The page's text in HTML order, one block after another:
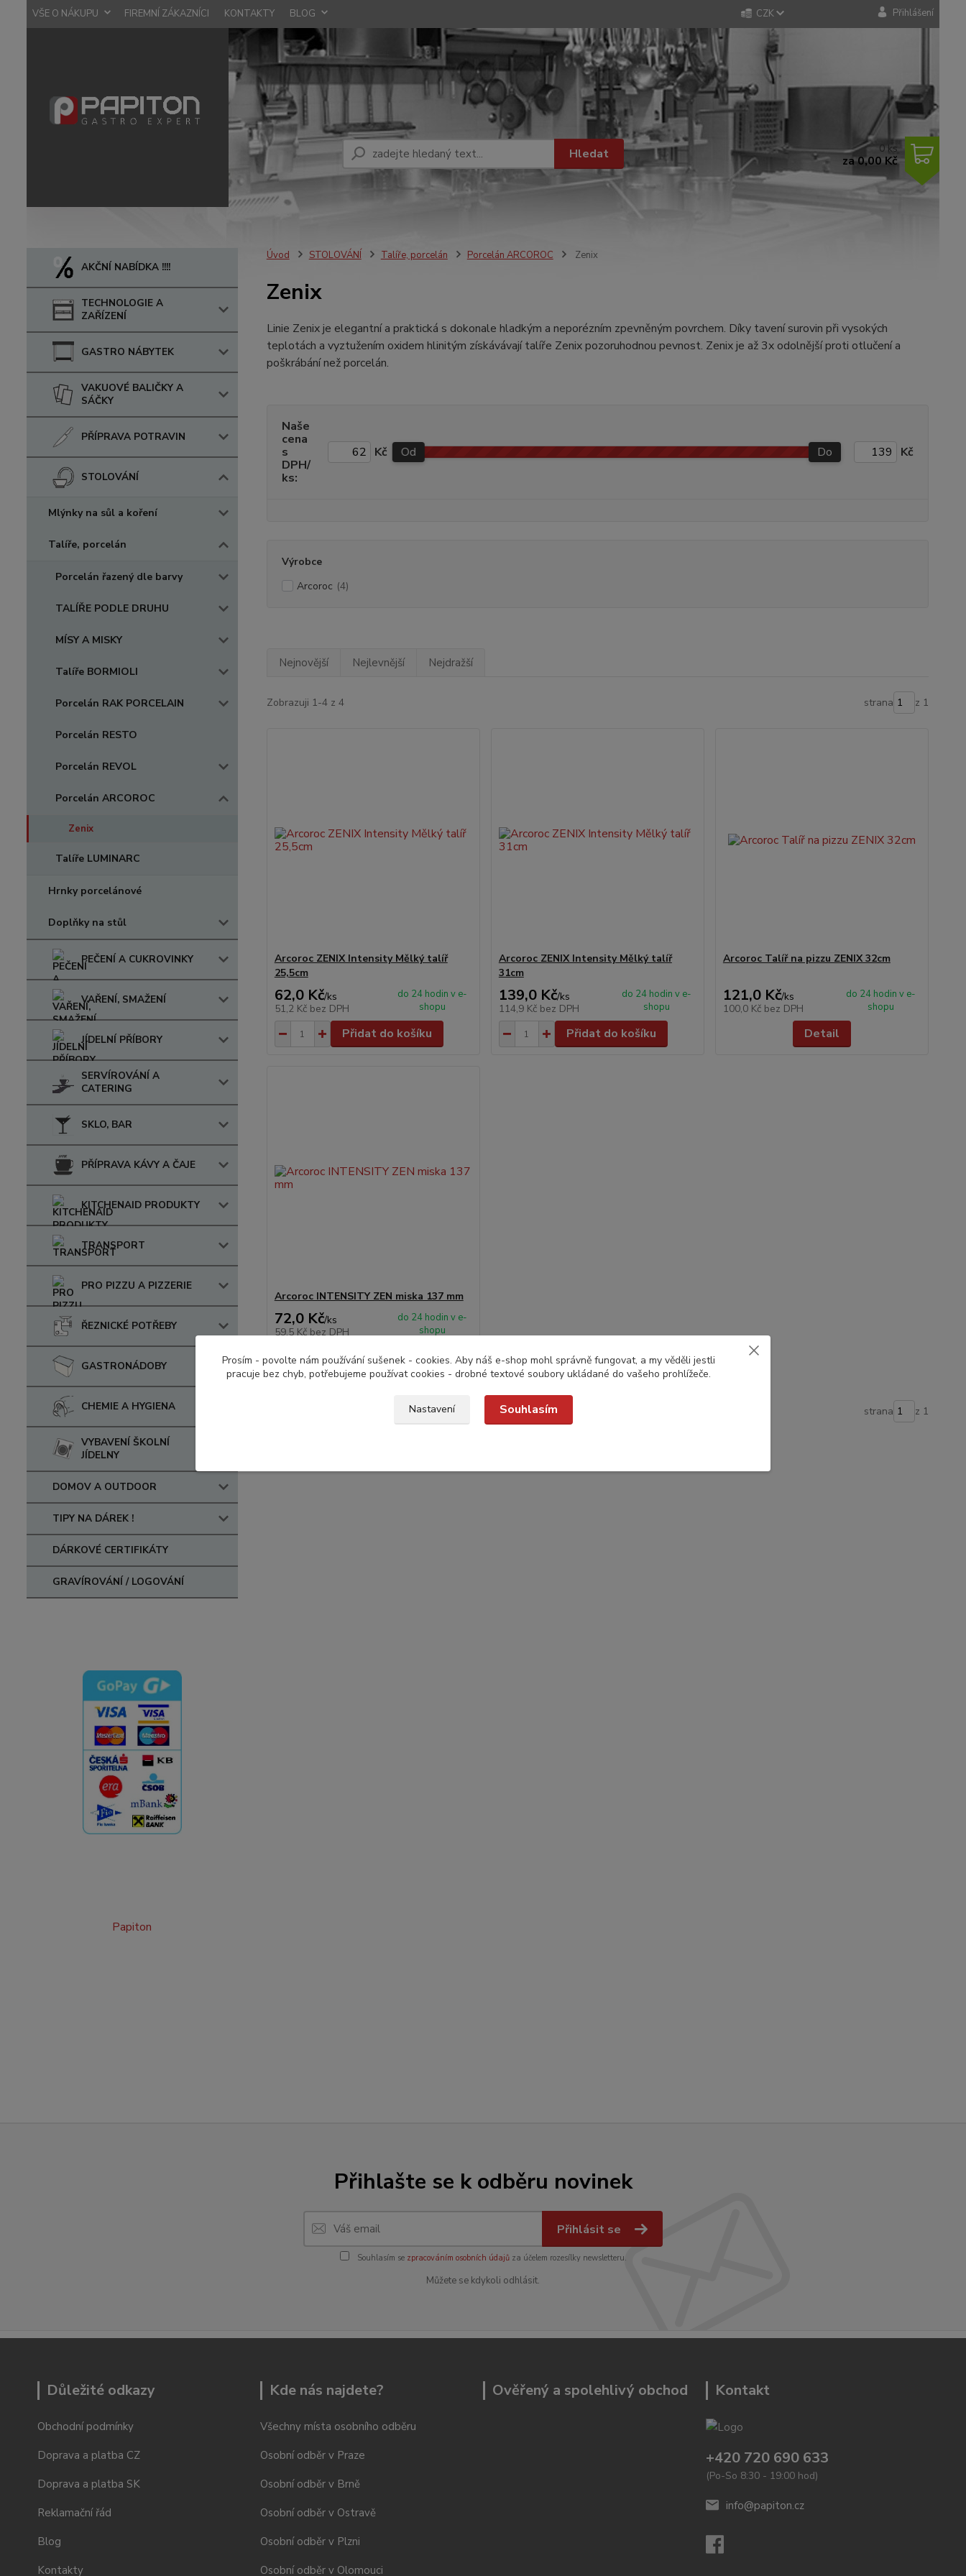
VŠE O NÁKUPU FIREMNÍ ZÁKAZNÍCI KONTAKTY BLOG CZK Přihlášení
Hledat 0ks
za0,00 Kč
AKČNÍ NABÍDKA !!!!
TECHNOLOGIE A
ZAŘÍZENÍ
GASTRO NÁBYTEK
VAKUOVÉ BALIČKY A
SÁČKY
PŘÍPRAVA POTRAVIN
STOLOVÁNÍ
Mlýnky na sůl a koření
Talíře, porcelán
Porcelán řazený dle barvy
TALÍŘE PODLE DRUHU
MÍSY A MISKY
Talíře BORMIOLI
Porcelán RAK PORCELAIN
Porcelán RESTO
Porcelán REVOL
Porcelán ARCOROC
Zenix
Talíře LUMINARC
Hrnky porcelánové
Doplňky na stůl
PEČENÍ A CUKROVINKY
VAŘENÍ, SMAŽENÍ
JÍDELNÍ PŘÍBORY
SERVÍROVÁNÍ A
CATERING
SKLO, BAR
PŘÍPRAVA KÁVY A ČAJE
KITCHENAID PRODUKTY
TRANSPORT
PRO PIZZU A PIZZERIE
ŘEZNICKÉ POTŘEBY
GASTRONÁDOBY
CHEMIE A HYGIENA
VYBAVENÍ ŠKOLNÍ
JÍDELNY
DOMOV A OUTDOOR
TIPY NA DÁREK !
DÁRKOVÉ CERTIFIKÁTY
GRAVÍROVÁNÍ / LOGOVÁNÍ
Papiton
Úvod STOLOVÁNÍ Talíře, porcelán Porcelán ARCOROC Zenix
Zenix
Linie Zenix je elegantní a praktická s dokonale hladkým a neporézním zpevněným povrchem. Díky tavení surovin při vysokých
teplotách a vyztužením oxidem hlinitým získávávají talíře Zenix pozoruhodnou pevnost. Zenix je až 3x odolnější proti otlučení a
poškrábání než porcelán.
Naše
cena
s
DPH/
ks:
Kč Od Do Kč
Výrobce
Arcoroc (4)
Nejnovější Nejlevnější Nejdražší
Zobrazuji 1-4 z 4 strana z 1
Arcoroc ZENIX Intensity Mělký talíř
25,5cm
62,0 Kč/ks
51,2 Kč bez DPH
do 24 hodin v e-
shopu
Přidat do košíku
Arcoroc ZENIX Intensity Mělký talíř
31cm
139,0 Kč/ks
114,9 Kč bez DPH
do 24 hodin v e-
shopu
Přidat do košíku
Arcoroc Talíř na pizzu ZENIX 32cm
121,0 Kč/ks
100,0 Kč bez DPH
do 24 hodin v e-
shopu
Detail
Arcoroc INTENSITY ZEN miska 137 mm
72,0 Kč/ks
59,5 Kčbez DPH
do 24 hodin v e-
shopu
Přidat do košíku
strana z 1
Přihlašte se k odběru novinek
Přihlásit se
Souhlasím se zpracováním osobních údajůza účelem rozesílky newsletteru.
Můžete se kdykoli odhlásit.
Důležité odkazy
Obchodní podmínky
Doprava a platba CZ
Doprava a platba SK
Reklamační řád
Blog
Kontakty
Kde nás najdete?
Všechny místa osobního odběru
Osobní odběr v Praze
Osobní odběr v Brně
Osobní odběr v Ostravě
Osobní odběr v Plzni
Osobní odběr v Olomouci
Ověřený a spolehlivý obchod Kontakt
+420 720 690 633
(Po-So 8:30 - 19:00 hod)
info@papiton.cz
Prosím - povolte nám používání sušenek - cookies. Aby náš e-shop mohl správně fungovat, a my věděli jestli
pracuje bez chyb, potřebujeme používat cookies - drobné textové soubory ukládané do vašeho prohlížeče.
Nastavení Souhlasím